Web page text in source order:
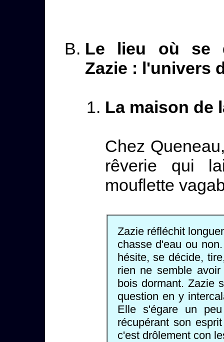
Le lieu où se
Zazie : l'univers
La maison de
Chez
rêverie qui
mouflette
Zazie réfléchit
chasse d'eau ou
hésite, se décide,
rien ne semble
bois dormant. Zazie
question en y
Elle s'égare un
récupérant son
c'est drôlement con